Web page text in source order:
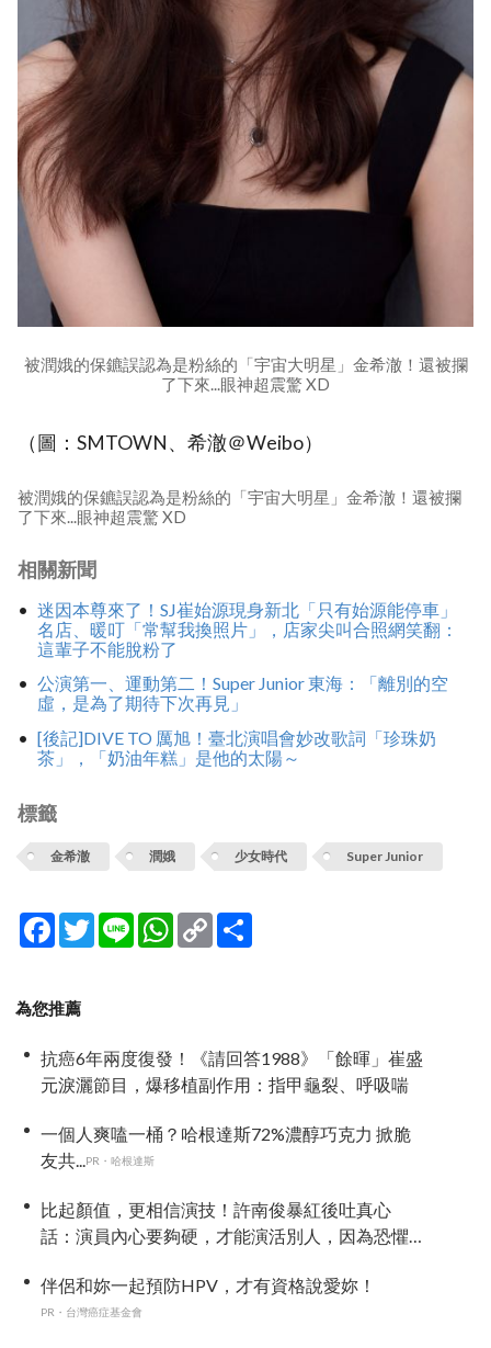
被潤娥的保鑣誤認為是粉絲的「宇宙大明星」金希澈！還被攔
了下來...眼神超震驚 XD
（圖：SMTOWN、希澈＠Weibo）
被潤娥的保鑣誤認為是粉絲的「宇宙大明星」金希澈！還被攔
了下來...眼神超震驚 XD
相關新聞
迷因本尊來了！SJ崔始源現身新北「只有始源能停車」
名店、暖叮「常幫我換照片」，店家尖叫合照網笑翻：
這輩子不能脫粉了
公演第一、運動第二！Super Junior 東海：「離別的空
虛，是為了期待下次再見」
[後記]DIVE TO 厲旭！臺北演唱會妙改歌詞「珍珠奶
茶」，「奶油年糕」是他的太陽～
標籤
金希澈 潤娥 少女時代 Super Junior
Facebook
TwitterLine WhatsApp
Copy
Link
為您推薦
抗癌6年兩度復發！《請回答1988》「餘暉」崔盛
元淚灑節目，爆移植副作用：指甲龜裂、呼吸喘
一個人爽嗑一桶？哈根達斯72%濃醇巧克力 掀脆
友共...
PR・哈根達斯
比起顏值，更相信演技！許南俊暴紅後吐真心
話：演員內心要夠硬，才能演活別人，因為恐懼
伴侶和妳一起預防HPV，才有資格說愛妳！
PR・台灣癌症基金會